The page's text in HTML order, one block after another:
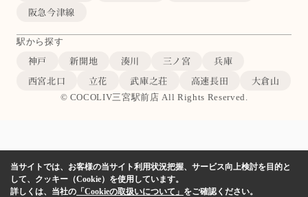
阪急今津線
駅から探す
神戸 新開地 湊川 三ノ宮
兵庫
西宮北口
立花 武庫之荘 高速長田 大倉山
© COCOLIV三宮駅前店 All Rights Reserved.
当サイトでは、お客様の当サイト利用状況把握、サービス向上検討を目的と
して、クッキー（Cookie）を使用しています。
詳しくは、当社の 「Cookieの取扱いについて」 をご確認ください。